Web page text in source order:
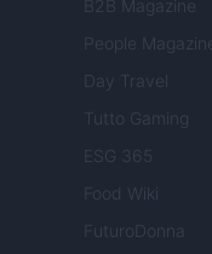
B2B Magazine
People Magazine
Day Travel
Tutto Gaming
ESG 365
Food Wiki
FuturoDonna